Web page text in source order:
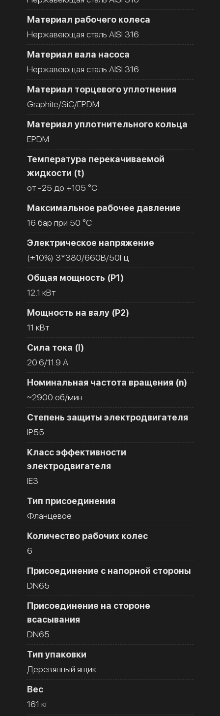
Материал рабочего колеса
Нержавеющая сталь AISI 316
Материал вала насоса
Нержавеющая сталь AISI 316
Материал торцевого уплотнения
Graphite/SiC/EPDM
Материал уплотнительного кольца
EPDM
Температура перекачиваемой
жидкости (t)
от -25 до +105 °C
Максимальное рабочее давление
16 бар при 50 °C
Электрическое напряжение
(±10%) 3*380/660В/50Гц
Общая мощность (Р1)
12.1 кВт
Мощность на валу (Р2)
11 кВт
Сила тока (I)
20.6/11.9 A
Номинальная частота вращения (n)
~2900 об/мин
Степень защиты электродвигателя
IP55
Класс эффективности
электродвигателя
IE3
Тип присоединения
Фланцевое
Количество рабочих колес
6
Присоединение с напорной стороны
DN65
Присоединение на стороне
всасывания
DN65
Тип упаковки
Деревянный ящик
Вес
161 кг